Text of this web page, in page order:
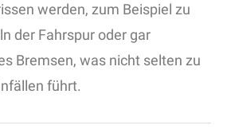
werden, zum Beispiel zu
der Fahrspur oder gar
Bremsen, was nicht selten zu
führt.